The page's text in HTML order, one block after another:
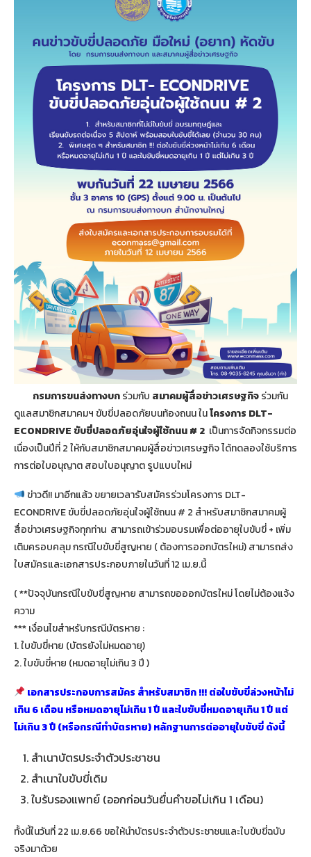
กรมการขนส่งทางบกร่วมกับ สมาคมผู้สื่อข่าวเศรษฐกิจร่วมกัน
ดูแลสมาชิกสมาคมฯ ขับขี่ปลอดภัยบนท้องถนน ในโครงการ DLT-
ECONDRIVE ขับขี่ปลอดภัยอุ่นใจผู้ใช้ถนน # 2 เป็นการจัดกิจกรรมต่อ
เนื่องเป็นปีที่ 2 ให้กับสมาชิกสมาคมผู้สื่อข่าวเศรษฐกิจ ได้ทดลองใช้บริการ
การต่อใบอนุญาต สอบใบอนุญาต รูปแบบใหม่
ข่าวดี!! มาอีกแล้ว ขยายเวลารับสมัครร่วมโครงการ DLT-
ECONDRIVE ขับขี่ปลอดภัยอุ่นใจผู้ใช้ถนน # 2 สำหรับสมาชิกสมาคมผู้
สื่อข่าวเศรษฐกิจทุกท่าน สามารถเข้าร่วมอบรมเพื่อต่ออายุใบขับขี่ + เพิ่ม
เติมครอบคลุม กรณีใบขับขี่สูญหาย ( ต้องการออกบัตรใหม่) สามารถส่ง
ใบสมัครและเอกสารประกอบภายในวันที่ 12 เม.ย.นี้
( **ปัจจุบันกรณีใบขับขี่สูญหาย สามารถขอออกบัตรใหม่ โดยไม่ต้องแจ้ง
ความ
*** เงื่อนไขสำหรับกรณีบัตรหาย :
1. ใบขับขี่หาย (บัตรยังไม่หมดอายุ)
2. ใบขับขี่หาย (หมดอายุไม่เกิน 3 ปี )
เอกสารประกอบการสมัคร สําหรับสมาชิก !!! ต่อใบขับขี่ล่วงหน้าไม่
เกิน 6 เดือน หรือหมดอายุไม่เกิน 1 ปี และใบขับขี่หมดอายุเกิน 1 ปี แต่
ไม่เกิน 3 ปี (หรือกรณีทำบัตรหาย) หลักฐานการต่ออายุใบขับขี่ ดังนี้
สำเนาบัตรประจำตัวประชาชน
สำเนาใบขับขี่เดิม
ใบรับรองแพทย์ (ออกก่อนวันยื่นคำขอไม่เกิน 1 เดือน)
ทั้งนี้ในวันที่ 22 เม.ย.66 ขอให้นำบัตรประจำตัวประชาชนและใบขับขี่ฉบับ
จริงมาด้วย